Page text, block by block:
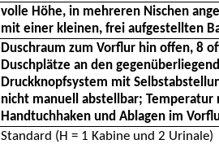
volle Höhe, in mehreren Nischen
mit einer kleinen, frei aufgestellten
Duschraum zum Vorflur hin offen, 8
Duschplätze an den
Druckknopfsystem mit
nicht manuell abstellbar; Temperatur
Handtuchhaken und Ablagen im
Standard (H = 1 Kabine und 2 Urinale)